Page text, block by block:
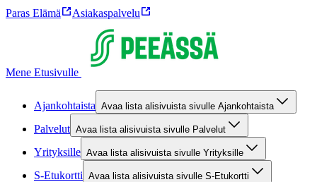
Paras Elämä Asiakaspalvelu
Mene Etusivulle
Ajankohtaista Avaa lista alisivuista sivulle Ajankohtaista
Palvelut Avaa lista alisivuista sivulle Palvelut
Yrityksille Avaa lista alisivuista sivulle Yrityksille
S-Etukortti Avaa lista alisivuista sivulle S-Etukortti